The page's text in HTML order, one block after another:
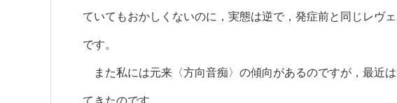
ていてもおかしくないのに，実態は逆で，発症前と同じレヴ
です。
また私には元来〈方向音痴〉の傾向があるのですが，最近
てきたのです。